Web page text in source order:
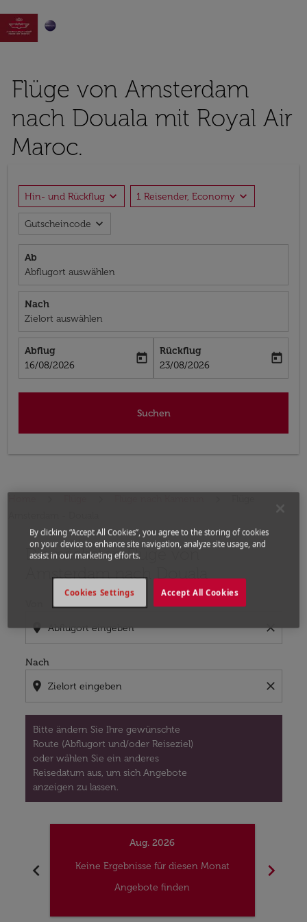

Flüge von Amsterdam
nach Douala mit Royal Air
Maroc.
Hin- und Rückflug expand_more 1 Reisender, Economy expand_more
Gutscheincode expand_more
Ab
Abflugort auswählen
Nach
Zielort auswählen
Abflug
fc-booking-departure-date-aria-label
16/08/2026
today
Rückflug
fc-booking-return-date-aria-label
23/08/2026
today
Suchen
Die nächsten Flüge von
Amsterdam nach Douala
location_on close
Nach
location_on close
Bitte ändern Sie Ihre gewünschte
Route (Abflugort und/oder Reiseziel)
oder wählen Sie ein anderes
Reisedatum aus, um sich Angebote
anzeigen zu lassen.
Bitte ändern Sie Ihre gewünschte Route (Abflugort
chevron_left
Aug. 2026
Keine Ergebnisse für diesen Monat
Angebote finden
chevron_right
By clicking “Accept All Cookies”, you agree to the storing of cookies
on your device to enhance site navigation, analyze site usage, and
assist in our marketing efforts.
Accept All Cookies
Cookies Settings